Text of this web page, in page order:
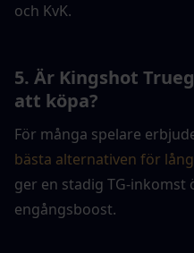
och KvK.
5. Är Kingshot
att köpa?
För många spelare
bästa alternativen för
ger en stadig TG-
engångsboost.